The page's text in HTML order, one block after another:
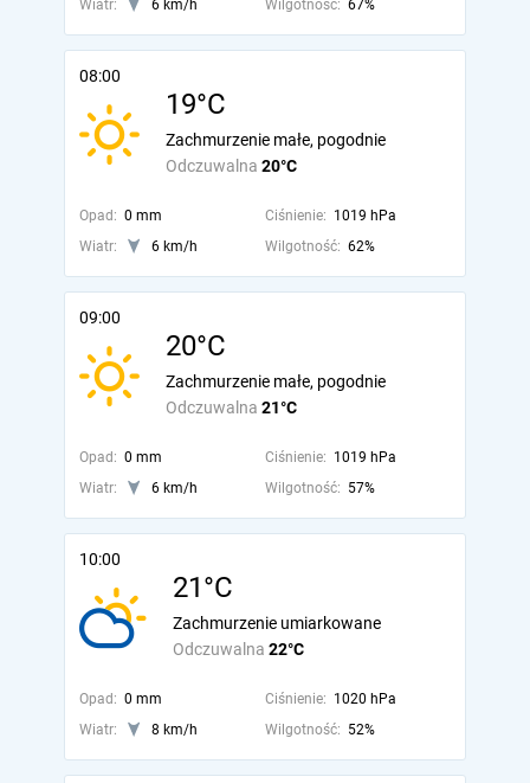
Wiatr: 6 km/h Wilgotność: 67%
08:00
19°C
Odczuwalna 20°C
Zachmurzenie małe, pogodnie
Opad: 0 mm Ciśnienie: 1019 hPa
Wiatr:
6 km/h Wilgotność: 62%
09:00
20°C
Odczuwalna 21°C
Zachmurzenie małe, pogodnie
Opad: 0 mm Ciśnienie: 1019 hPa
Wiatr:
6 km/h Wilgotność: 57%
10:00
21°C
Odczuwalna 22°C
Zachmurzenie umiarkowane
Opad: 0 mm Ciśnienie: 1020 hPa
Wiatr:
8 km/h Wilgotność: 52%